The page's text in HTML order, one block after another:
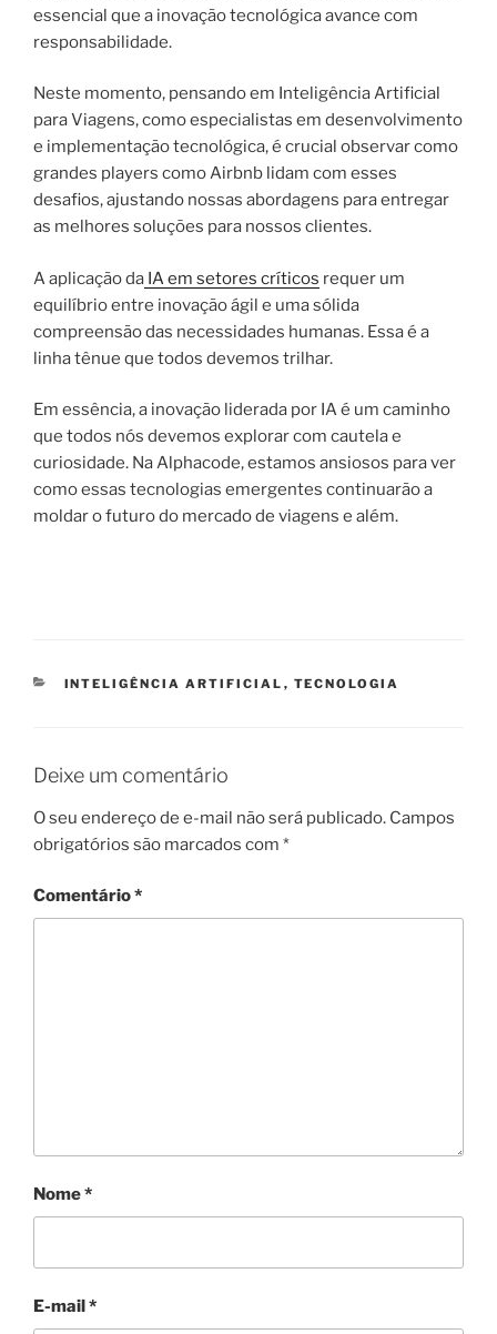
essencial que a inovação tecnológica avance com
responsabilidade.
Neste momento, pensando em Inteligência Artificial
para Viagens, como especialistas em desenvolvimento
e implementação tecnológica, é crucial observar como
grandes players como Airbnb lidam com esses
desafios, ajustando nossas abordagens para entregar
as melhores soluções para nossos clientes.
A aplicação da IA em setores críticos requer um
equilíbrio entre inovação ágil e uma sólida
compreensão das necessidades humanas. Essa é a
linha tênue que todos devemos trilhar.
Em essência, a inovação liderada por IA é um caminho
que todos nós devemos explorar com cautela e
curiosidade. Na Alphacode, estamos ansiosos para ver
como essas tecnologias emergentes continuarão a
moldar o futuro do mercado de viagens e além.
CATEGORIAS
INTELIGÊNCIA ARTIFICIAL , TECNOLOGIA
Deixe um comentário
O seu endereço de e-mail não será publicado. Campos
obrigatórios são marcados com *
Comentário*
Nome*
E-mail*